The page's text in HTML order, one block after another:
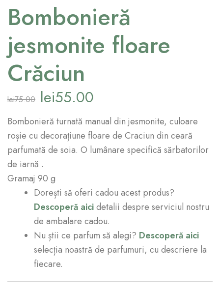
Bombonieră
jesmonite floare
Crăciun
lei75.00 lei55.00
Bombonieră turnată manual din jesmonite, culoare
roșie cu decorațiune floare de Craciun din ceară
parfumată de soia. O lumânare specifică sărbatorilor
de iarnă .
Gramaj 90 g
Dorești să oferi cadou acest produs?
Descoperă aicidetalii despre serviciul nostru
de ambalare cadou.
Nu știi ce parfum să alegi? Descoperă aici
selecția noastră de parfumuri, cu descriere la
fiecare.